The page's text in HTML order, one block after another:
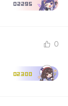
02295
0
02300